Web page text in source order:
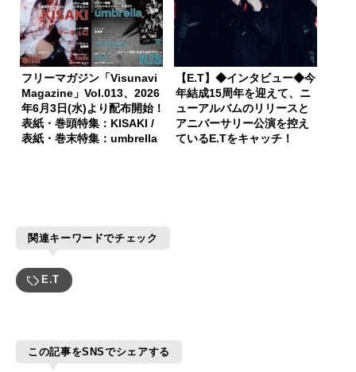
フリーマガジン「Visunavi
Magazine」Vol.013、2026
年6月3日(水)より配布開始！
表紙・巻頭特集：KISAKI /
表紙・巻末特集：umbrella
【E.T】◆インタビュー◆今
年結成15周年を迎えて、ニ
ューアルバムのリリースと
アニバーサリー公演を控え
ているE.Tをキャッチ！
関連キーワードでチェック
E.T
この記事をSNSでシェアする